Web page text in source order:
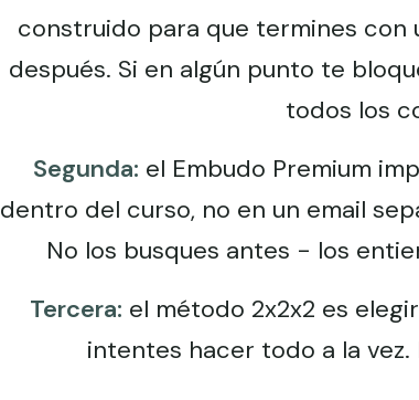
construido para que termines con
después. Si en algún punto te
todos los
Segunda: el Embudo Premium
dentro del curso, no en un email
No los busques antes - los
Tercera: el método 2x2x2 es
intentes hacer todo a la vez.